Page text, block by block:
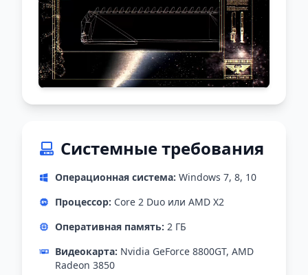
Системные требования
Операционная система: Windows 7, 8, 10
Процессор: Core 2 Duo или AMD X2
Оперативная память: 2 ГБ
Видеокарта: Nvidia GeForce 8800GT, AMD
Radeon 3850